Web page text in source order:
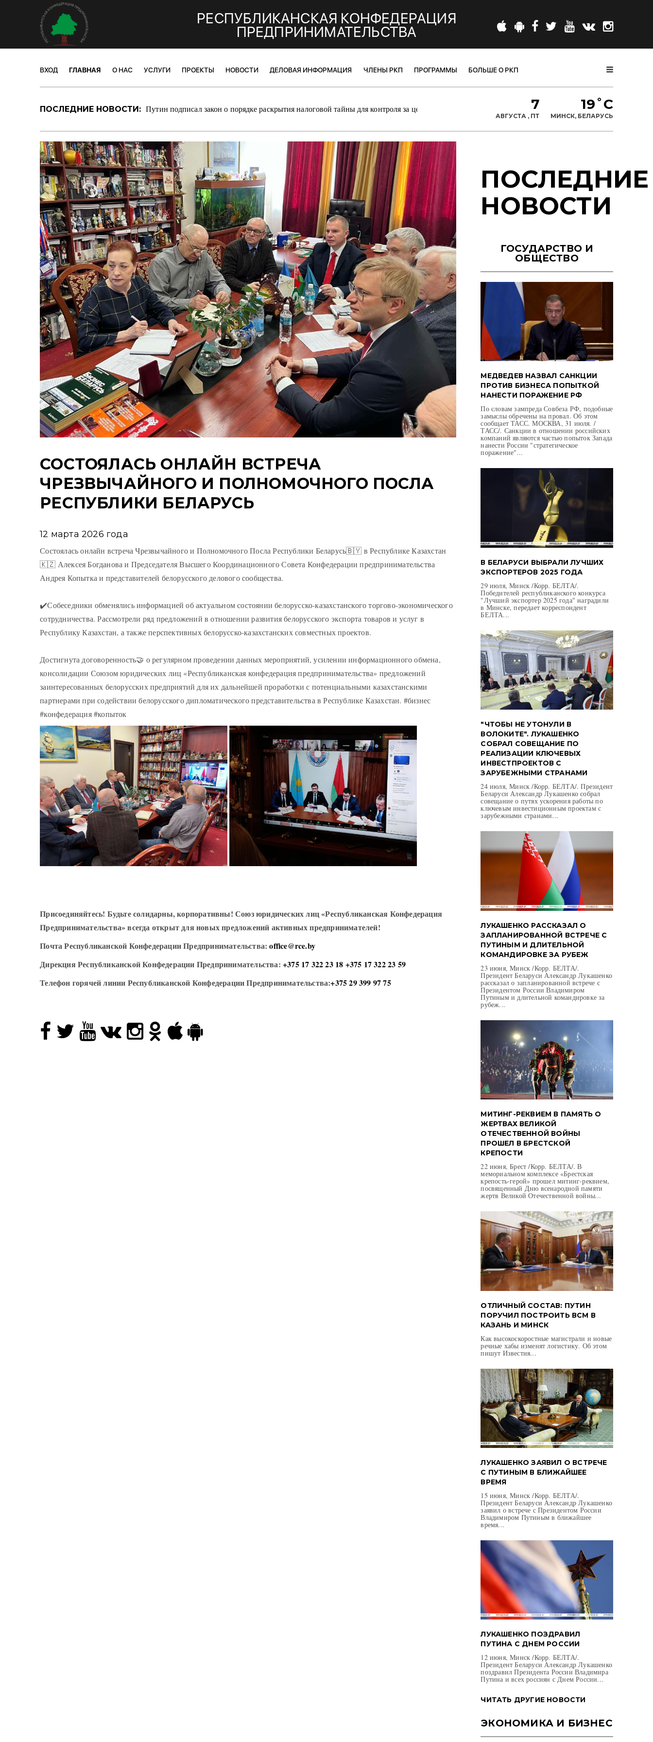
РЕСПУБЛИКАНСКАЯ КОНФЕДЕРАЦИЯ
ПРЕДПРИНИМАТЕЛЬСТВА
ВХОД ГЛАВНАЯ О НАС УСЛУГИ ПРОЕКТЫ НОВОСТИ ДЕЛОВАЯ ИНФОРМАЦИЯ ЧЛЕНЫ РКП ПРОГРАММЫ БОЛЬШЕ О РКП
ПОСЛЕДНИЕ НОВОСТИ: Путин подписал закон о порядке раскрытия налоговой тайны для контроля за ценами 7
АВГУСТА , ПТ
19˚C
МИНСК, БЕЛАРУСЬ
СОСТОЯЛАСЬ ОНЛАЙН ВСТРЕЧА
ЧРЕЗВЫЧАЙНОГО И ПОЛНОМОЧНОГО ПОСЛА
РЕСПУБЛИКИ БЕЛАРУСЬ
12 марта 2026 года
Состоялась онлайн встреча Чрезвычайного и Полномочного Посла Республики Беларусь🇧🇾 в Республике Казахстан
🇰🇿 Алексея Богданова и Председателя Высшего Координационного Совета Конфедерации предпринимательства
Андрея Копытка и представителей белорусского делового сообщества.
✔️Собеседники обменялись информацией об актуальном состоянии белорусско-казахстанского торгово-экономического
сотрудничества. Рассмотрели ряд предложений в отношении развития белорусского экспорта товаров и услуг в
Республику Казахстан, а также перспективных белорусско-казахстанских совместных проектов.
Достигнута договоренность🤝 о регулярном проведении данных мероприятий, усилении информационного обмена,
консолидации Союзом юридических лиц «Республиканская конфедерация предпринимательства» предложений
заинтересованных белорусских предприятий для их дальнейшей проработки с потенциальными казахстанскими
партнерами при содействии белорусского дипломатического представительства в Республике Казахстан. #бизнес
#конфедерация #копыток
Присоединяйтесь! Будьте солидарны, корпоративны! Союз юридических лиц «Республиканская Конфедерация
Предпринимательства» всегда открыт для новых предложений активных предпринимателей!
Почта Республиканской Конфедерации Предпринимательства:office@rce.by
Дирекция Республиканской Конфедерации Предпринимательства:+375 17 322 23 18 +375 17 322 23 59
Телефон горячей линии Республиканской Конфедерации Предпринимательства:+375 29 399 97 75
ПОСЛЕДНИЕ
НОВОСТИ
ГОСУДАРСТВО И
ОБЩЕСТВО
МЕДВЕДЕВ НАЗВАЛ САНКЦИИ
ПРОТИВ БИЗНЕСА ПОПЫТКОЙ
НАНЕСТИ ПОРАЖЕНИЕ РФ
По словам зампреда Совбеза РФ, подобные
замыслы обречены на провал. Об этом
сообщает ТАСС. МОСКВА, 31 июля. /
ТАСС/. Санкции в отношении российских
компаний являются частью попыток Запада
нанести России "стратегическое
поражение"...
В БЕЛАРУСИ ВЫБРАЛИ ЛУЧШИХ
ЭКСПОРТЕРОВ 2025 ГОДА
29 июля, Минск /Корр. БЕЛТА/.
Победителей республиканского конкурса
"Лучший экспортер 2025 года" наградили
в Минске, передает корреспондент
БЕЛТА...
"ЧТОБЫ НЕ УТОНУЛИ В
ВОЛОКИТЕ". ЛУКАШЕНКО
СОБРАЛ СОВЕЩАНИЕ ПО
РЕАЛИЗАЦИИ КЛЮЧЕВЫХ
ИНВЕСТПРОЕКТОВ С
ЗАРУБЕЖНЫМИ СТРАНАМИ
24 июля, Минск /Корр. БЕЛТА/. Президент
Беларуси Александр Лукашенко собрал
совещание о путях ускорения работы по
ключевым инвестиционным проектам с
зарубежными странами...
ЛУКАШЕНКО РАССКАЗАЛ О
ЗАПЛАНИРОВАННОЙ ВСТРЕЧЕ С
ПУТИНЫМ И ДЛИТЕЛЬНОЙ
КОМАНДИРОВКЕ ЗА РУБЕЖ
23 июня, Минск /Корр. БЕЛТА/.
Президент Беларуси Александр Лукашенко
рассказал о запланированной встрече с
Президентом России Владимиром
Путиным и длительной командировке за
рубеж...
МИТИНГ-РЕКВИЕМ В ПАМЯТЬ О
ЖЕРТВАХ ВЕЛИКОЙ
ОТЕЧЕСТВЕННОЙ ВОЙНЫ
ПРОШЕЛ В БРЕСТСКОЙ
КРЕПОСТИ
22 июня, Брест /Корр. БЕЛТА/. В
мемориальном комплексе «Брестская
крепость-герой» прошел митинг-реквием,
посвященный Дню всенародной памяти
жертв Великой Отечественной войны...
ОТЛИЧНЫЙ СОСТАВ: ПУТИН
ПОРУЧИЛ ПОСТРОИТЬ ВСМ В
КАЗАНЬ И МИНСК
Как высокоскоростные магистрали и новые
речные хабы изменят логистику. Об этом
пишут Известия...
ЛУКАШЕНКО ЗАЯВИЛ О ВСТРЕЧЕ
С ПУТИНЫМ В БЛИЖАЙШЕЕ
ВРЕМЯ
15 июня, Минск /Корр. БЕЛТА/.
Президент Беларуси Александр Лукашенко
заявил о встрече с Президентом России
Владимиром Путиным в ближайшее
время...
ЛУКАШЕНКО ПОЗДРАВИЛ
ПУТИНА С ДНЕМ РОССИИ
12 июня, Минск /Корр. БЕЛТА/.
Президент Беларуси Александр Лукашенко
поздравил Президента России Владимира
Путина и всех россиян с Днем России...
ЧИТАТЬ ДРУГИЕ НОВОСТИ
ЭКОНОМИКА И БИЗНЕС